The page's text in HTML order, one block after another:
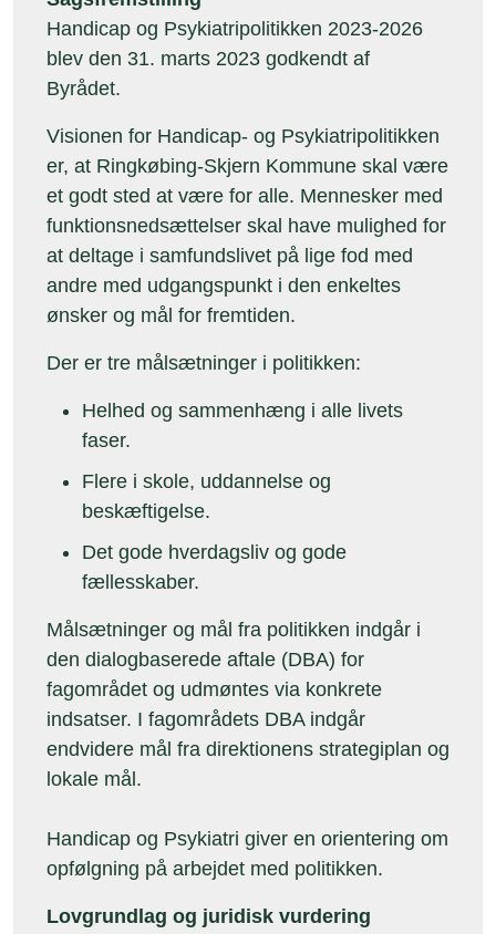
Handicap og Psykiatripolitikken 2023-2026
blev den 31. marts 2023 godkendt af
Byrådet.
Visionen for Handicap- og Psykiatripolitikken
er, at Ringkøbing-Skjern Kommune skal være
et godt sted at være for alle. Mennesker med
funktionsnedsættelser skal have mulighed for
at deltage i samfundslivet på lige fod med
andre med udgangspunkt i den enkeltes
ønsker og mål for fremtiden.
Der er tre målsætninger i politikken:
Helhed og sammenhæng i alle livets
faser.
Flere i skole, uddannelse og
beskæftigelse.
Det gode hverdagsliv og gode
fællesskaber.
Målsætninger og mål fra politikken indgår i
den dialogbaserede aftale (DBA) for
fagområdet og udmøntes via konkrete
indsatser. I fagområdets DBA indgår
endvidere mål fra direktionens strategiplan og
lokale mål.
Handicap og Psykiatri giver en orientering om
opfølgning på arbejdet med politikken.
Lovgrundlag og juridisk vurdering